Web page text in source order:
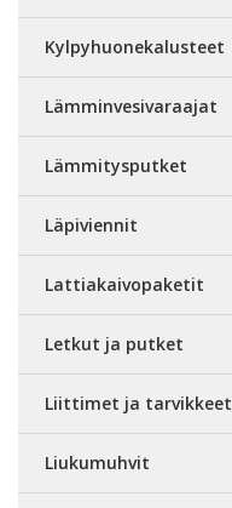
Kylpyhuonekalusteet
Lämminvesivaraajat
Lämmitysputket
Läpiviennit
Lattiakaivopaketit
Letkut ja putket
Liittimet ja tarvikkeet
Liukumuhvit